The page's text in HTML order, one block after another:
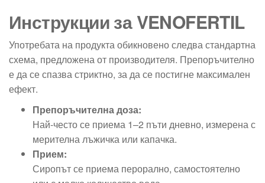
Инструкции за VENOFERTIL
Употребата на продукта обикновено следва стандартна
схема, предложена от производителя. Препоръчително
е да се спазва стриктно, за да се постигне максимален
ефект.
Препоръчителна доза:
Най-често се приема 1–2 пъти дневно, измерена с
мерителна лъжичка или капачка.
Прием:
Сиропът се приема перорално, самостоятелно